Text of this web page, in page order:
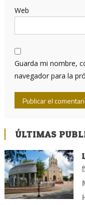
Web
Guarda mi nombre,
navegador para la
ÚLTIMAS